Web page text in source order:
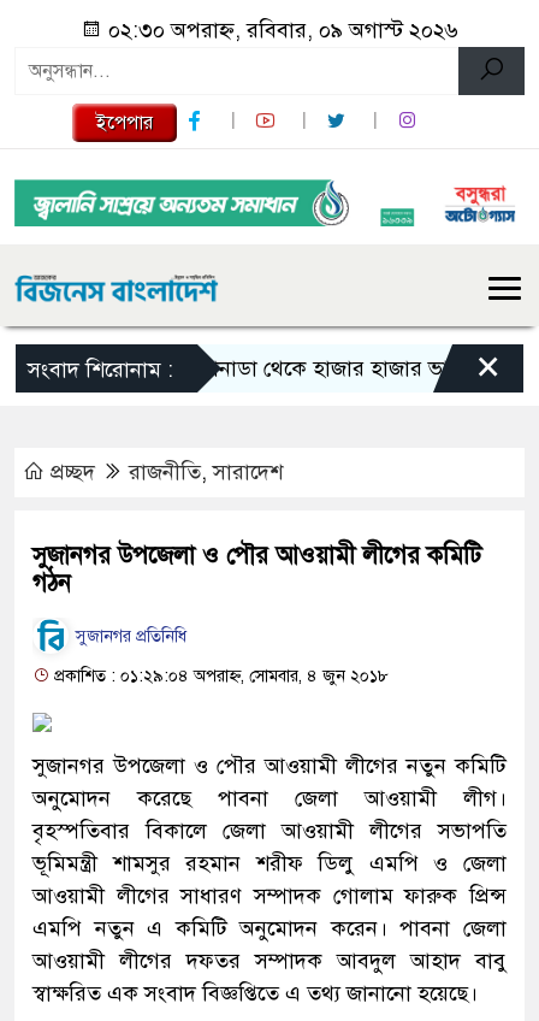
০২:৩০ অপরাহ্ন, রবিবার, ০৯ অগাস্ট ২০২৬
ইপেপার
সংবাদ শিরোনাম :কানাডা থেকে হাজার হাজার ভারতীয় নাগরিক
×
প্রচ্ছদ রাজনীতি,সারাদেশ
সুজানগর উপজেলা ও পৌর আওয়ামী লীগের কমিটি
গঠন
সুজানগর প্রতিনিধি
প্রকাশিত : ০১:২৯:০৪ অপরাহ্ন, সোমবার, ৪ জুন ২০১৮
সুজানগর উপজেলা ও পৌর আওয়ামী লীগের নতুন কমিটি
অনুমোদন করেছে পাবনা জেলা আওয়ামী লীগ।
বৃহস্পতিবার বিকালে জেলা আওয়ামী লীগের সভাপতি
ভূমিমন্ত্রী শামসুর রহমান শরীফ ডিলু এমপি ও জেলা
আওয়ামী লীগের সাধারণ সম্পাদক গোলাম ফারুক প্রিন্স
এমপি নতুন এ কমিটি অনুমোদন করেন। পাবনা জেলা
আওয়ামী লীগের দফতর সম্পাদক আবদুল আহাদ বাবু
স্বাক্ষরিত এক সংবাদ বিজ্ঞপ্তিতে এ তথ্য জানানো হয়েছে।